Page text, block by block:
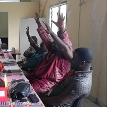
M